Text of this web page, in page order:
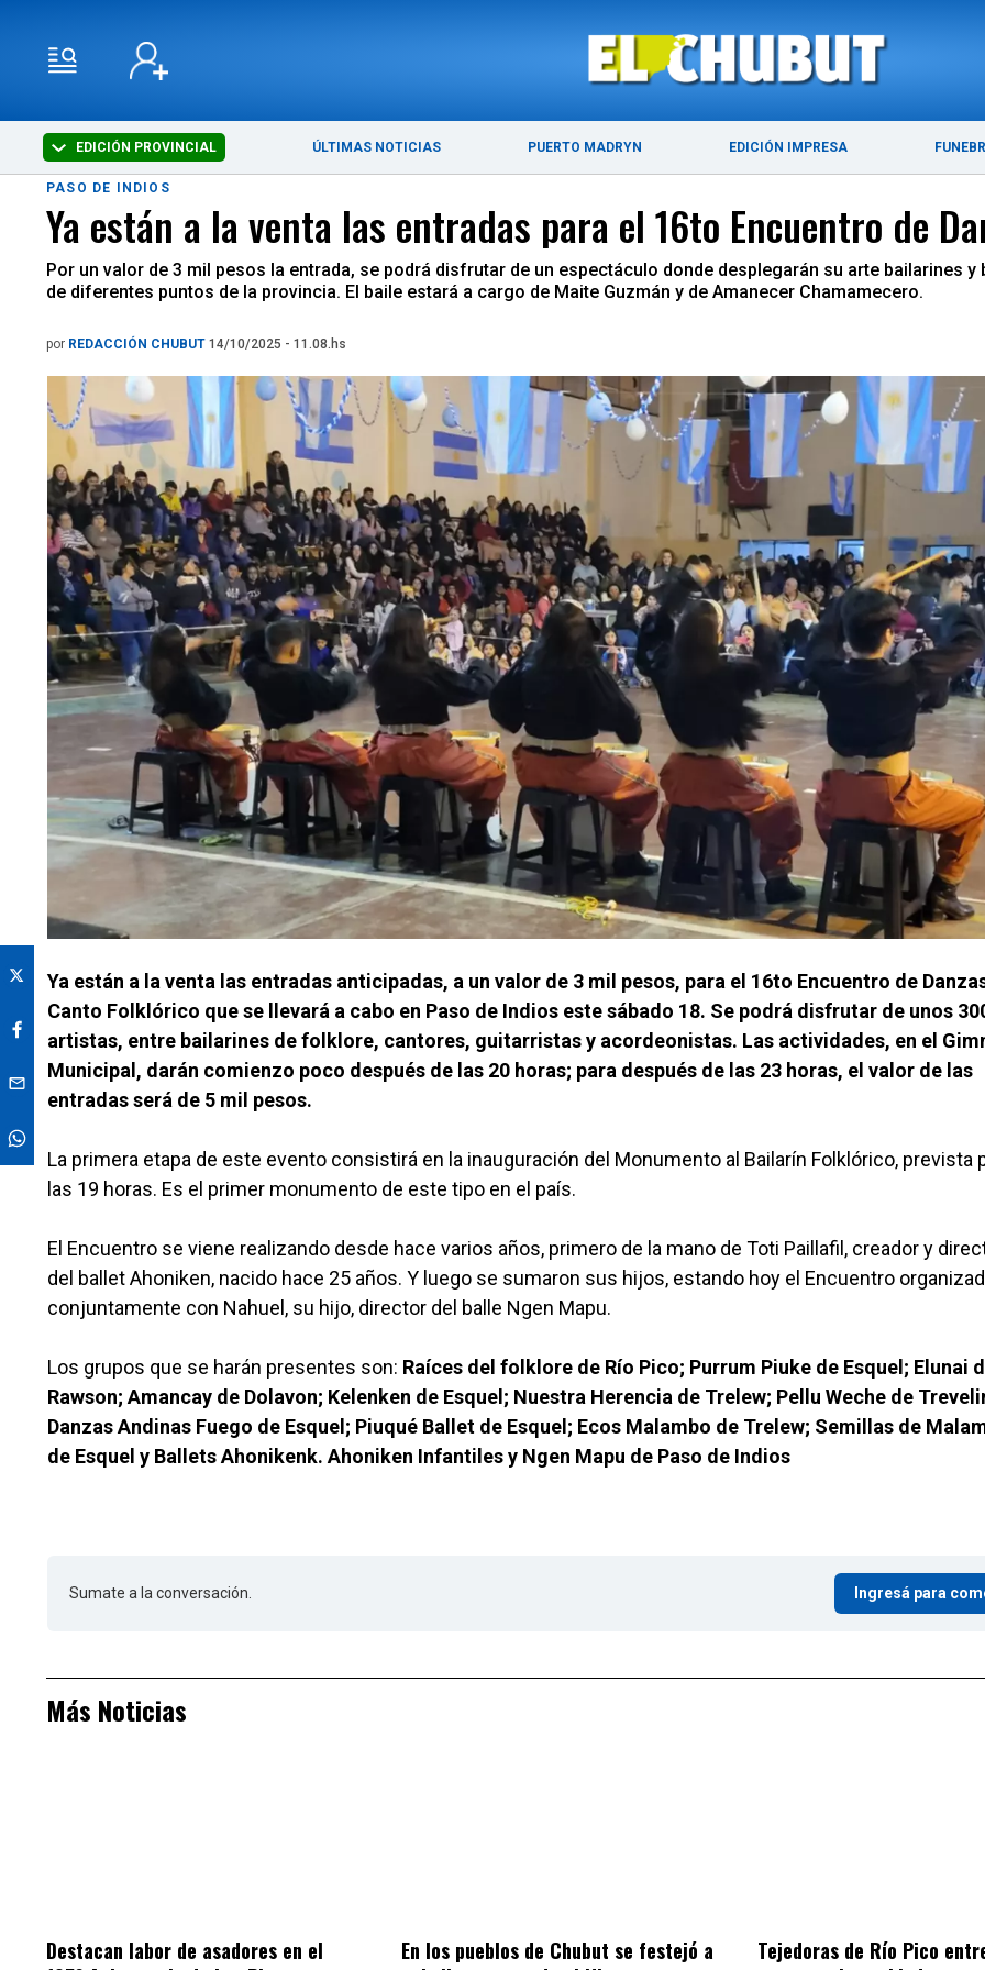
EDICIÓN PROVINCIAL ÚLTIMAS NOTICIAS PUERTO MADRYN EDICIÓN IMPRESA
ÚLTIMAS NOTICIAS PUERTO MADRYN
PASO DE INDIOS
Ya están a la venta las entradas para el 16to Encuentro de
Por un valor de 3 mil pesos la entrada, se podrá disfrutar de un espectáculo donde desplegarán su arte bailarines
de diferentes puntos de la provincia. El baile estará a cargo de Maite Guzmán y de Amanecer Chamamecero.
por REDACCIÓN CHUBUT 14/10/2025 - 11.08.hs
Ya están a la venta las entradas anticipadas, a un valor de 3 mil pesos, para el 16to Encuentro de
Canto Folklórico que se llevará a cabo en Paso de Indios este sábado 18. Se podrá disfrutar de unos
artistas, entre bailarines de folklore, cantores, guitarristas y acordeonistas. Las actividades, en el
Municipal, darán comienzo poco después de las 20 horas; para después de las 23 horas, el valor de las
entradas será de 5 mil pesos.
La primera etapa de este evento consistirá en la inauguración del Monumento al Bailarín Folklórico, prevista
las 19 horas. Es el primer monumento de este tipo en el país.
El Encuentro se viene realizando desde hace varios años, primero de la mano de Toti Paillafil, creador y
del ballet Ahoniken, nacido hace 25 años. Y luego se sumaron sus hijos, estando hoy el Encuentro
conjuntamente con Nahuel, su hijo, director del balle Ngen Mapu.
Los grupos que se harán presentes son: Raíces del folklore de Río Pico; Purrum Piuke de Esquel; Elunai
Rawson; Amancay de Dolavon; Kelenken de Esquel; Nuestra Herencia de Trelew; Pellu Weche de
Danzas Andinas Fuego de Esquel; Piuqué Ballet de Esquel; Ecos Malambo de Trelew; Semillas de
de Esquel y Ballets Ahonikenk. Ahoniken Infantiles y Ngen Mapu de Paso de Indios
Sumate a la conversación. Ingresá para
Más Noticias
Destacan labor de asadores en el
En los pueblos de Chubut se festejó a
Tejedoras de Río Pico